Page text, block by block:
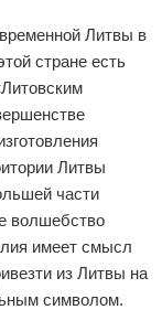
Литвы в
стране есть
Литвы
части
волшебство
имеет смысл
из Литвы на
символом.